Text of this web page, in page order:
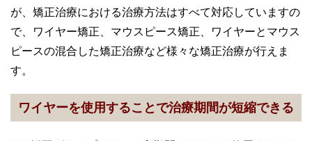
が、矯正治療における治療方法はすべて対応していますの
で、ワイヤー矯正、マウスピース矯正、 ワイヤーとマウス
ピースの混合した矯正治療など様々な矯正治療が行えま
す。
ワイヤーを使用することで治療期間が短縮できる